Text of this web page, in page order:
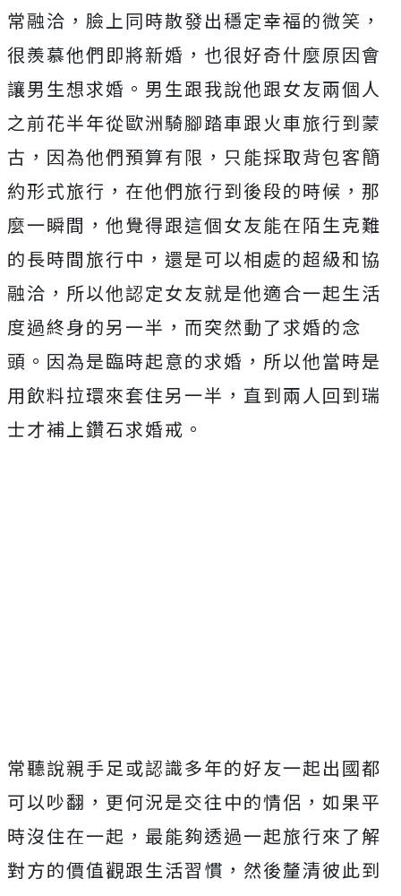
常融洽，臉上同時散發出穩定幸福的微笑，
很羨慕他們即將新婚，也很好奇什麼原因會
讓男生想求婚。男生跟我說他跟女友兩個人
之前花半年從歐洲騎腳踏車跟火車旅行到蒙
古，因為他們預算有限，只能採取背包客簡
約形式旅行，在他們旅行到後段的時候，那
麼一瞬間，他覺得跟這個女友能在陌生克難
的長時間旅行中，還是可以相處的超級和協
融洽，所以他認定女友就是他適合一起生活
度過終身的另一半，而突然動了求婚的念
頭。因為是臨時起意的求婚，所以他當時是
用飲料拉環來套住另一半，直到兩人回到瑞
士才補上鑽石求婚戒。
常聽說親手足或認識多年的好友一起出國都
可以吵翻，更何況是交往中的情侶，如果平
時沒住在一起，最能夠透過一起旅行來了解
對方的價值觀跟生活習慣，然後釐清彼此到